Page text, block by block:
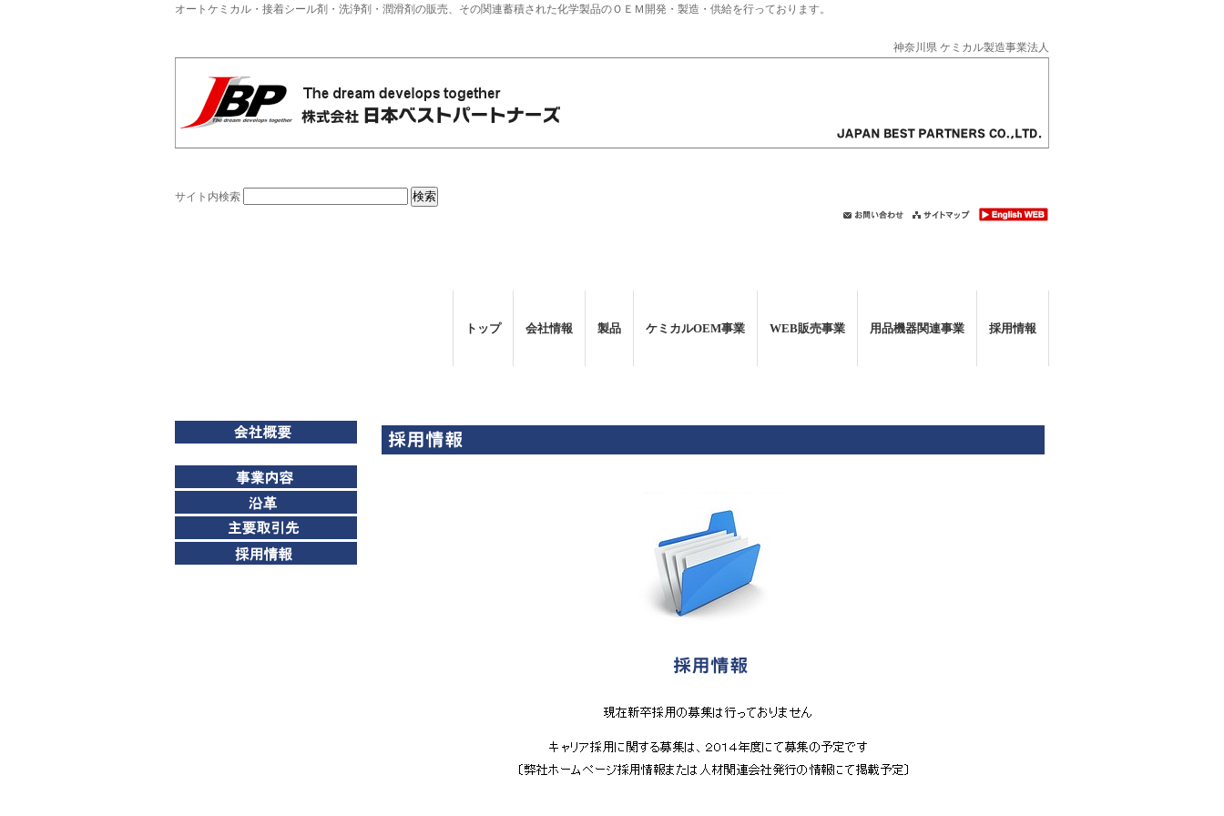
オートケミカル・接着シール剤・洗浄剤・潤滑剤の販売、その関連蓄積された化学製品のＯＥＭ開発・製造・供給を行っております。
神奈川県 ケミカル製造事業法人
サイト内検索
採用情報
用品機器関連事業
WEB販売事業
ケミカルOEM事業
製品
会社情報
トップ